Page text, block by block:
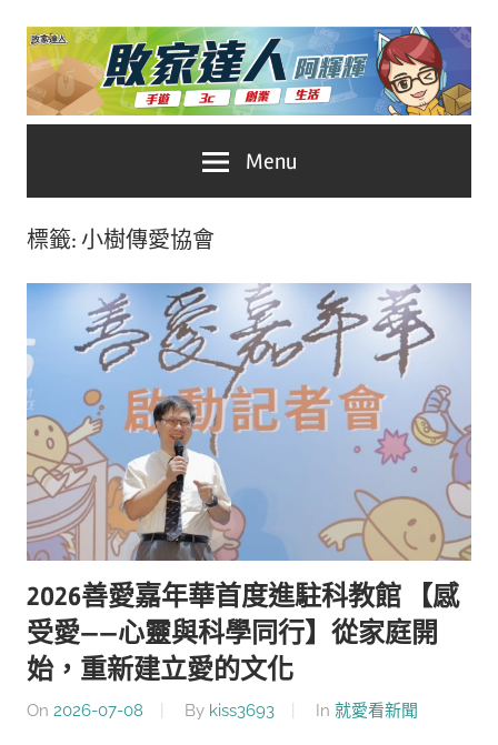
Skip
content
家
人
推
薦
No.1
遊
戲
科
自
媒
體。
Menu
標籤: 小樹傳愛協會
2026善愛嘉年華首度進駐科教館 【感
受愛——心靈與科學同行】從家庭開
始，重新建立愛的文化
On 2026-07-08 By kiss3693 In 就愛看新聞